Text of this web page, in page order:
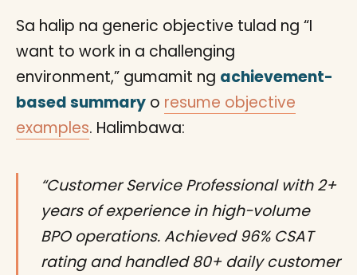
Sa halip na generic objective tulad ng “I
want to work in a challenging
environment,” gumamit ng achievement-
based summary o resume objective
examples. Halimbawa:
“Customer Service Professional with 2+
years of experience in high-volume
BPO operations. Achieved 96% CSAT
rating and handled 80+ daily customer